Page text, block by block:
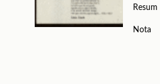
Resum
Nota